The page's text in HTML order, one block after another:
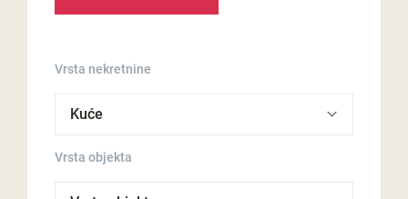
Vrsta nekretnine
Vrsta objekta